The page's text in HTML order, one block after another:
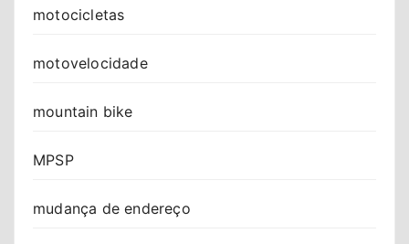
motocicletas
motovelocidade
mountain bike
MPSP
mudança de endereço